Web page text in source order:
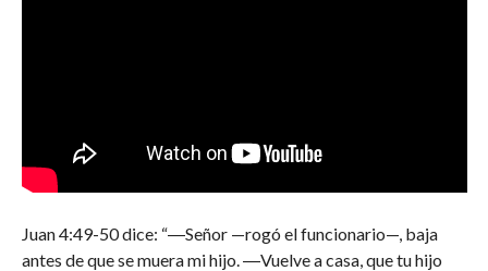
Juan 4:49-50 dice: “―Señor —rogó el funcionario—, baja
antes de que se muera mi hijo. ―Vuelve a casa, que tu hijo